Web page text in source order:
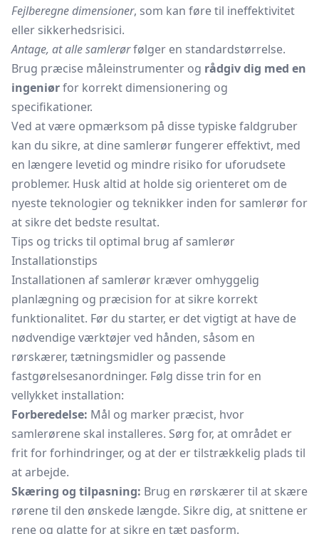
Fejlberegne dimensioner, som kan føre til ineffektivitet
eller sikkerhedsrisici.
Antage, at alle samlerørfølger en standardstørrelse.
Brug præcise måleinstrumenter og rådgiv dig med en
ingeniørfor korrekt dimensionering og
specifikationer.
Ved at være opmærksom på disse typiske faldgruber
kan du sikre, at dine samlerør fungerer effektivt, med
en længere levetid og mindre risiko for uforudsete
problemer. Husk altid at holde sig orienteret om de
nyeste teknologier og teknikker inden for samlerør for
at sikre det bedste resultat.
Tips og tricks til optimal brug af samlerør
Installationstips
Installationen af samlerør kræver omhyggelig
planlægning og præcision for at sikre korrekt
funktionalitet. Før du starter, er det vigtigt at have de
nødvendige værktøjer ved hånden, såsom en
rørskærer, tætningsmidler og passende
fastgørelsesanordninger. Følg disse trin for en
vellykket installation:
Forberedelse: Mål og marker præcist, hvor
samlerørene skal installeres. Sørg for, at området er
frit for forhindringer, og at der er tilstrækkelig plads til
at arbejde.
Skæring og tilpasning: Brug en rørskærer til at skære
rørene til den ønskede længde. Sikre dig, at snittene er
rene og glatte for at sikre en tæt pasform.